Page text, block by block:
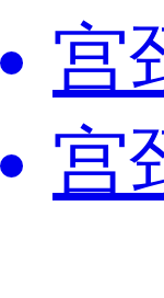
宫
宫